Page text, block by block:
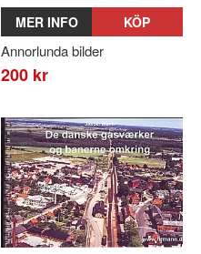
MER INFO KÖP
Annorlunda bilder
200 kr